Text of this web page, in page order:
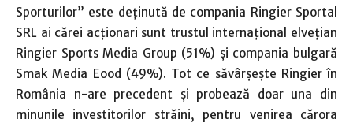
Sporturilor” este deţinută de compania Ringier Sportal
SRL ai cărei acţionari sunt trustul internaţional elveţian
Ringier Sports Media Group (51%) şi compania bulgară
Smak Media Eood (49%). Tot ce săvârşeşte Ringier în
România n-are precedent şi probează doar una din
minunile investitorilor străini, pentru venirea cărora